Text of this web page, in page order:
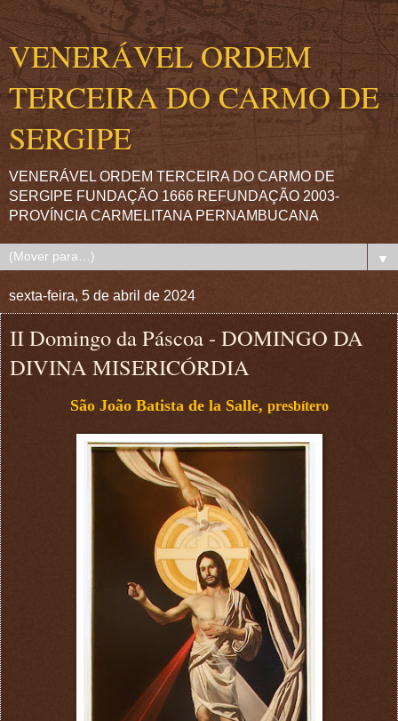
VENERÁVEL ORDEM
TERCEIRA DO CARMO DE
SERGIPE
VENERÁVEL ORDEM TERCEIRA DO CARMO DE
SERGIPE FUNDAÇÃO 1666 REFUNDAÇÃO 2003-
PROVÍNCIA CARMELITANA PERNAMBUCANA
▼
sexta-feira, 5 de abril de 2024
II Domingo da Páscoa - DOMINGO DA
DIVINA MISERICÓRDIA
São João Batista de la Salle, presbítero